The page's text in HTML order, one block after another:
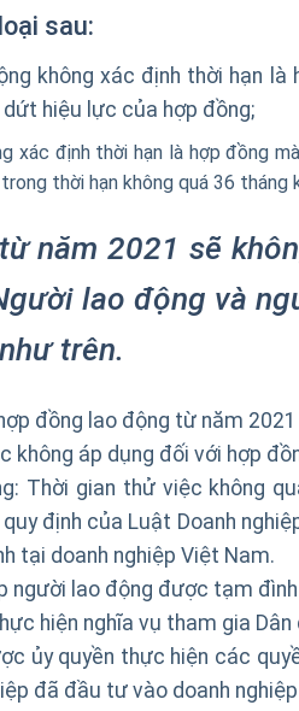
sau:
không xác định thời hạn
hiệu lực của hợp đồng;
xác định thời hạn là hợp đồng
thời hạn không quá 36
năm 2021 sẽ
lao động và
trên.
đồng lao động từ năm 2021
không áp dụng đối với hợp
Thời gian thử việc không
định của Luật Doanh
tại doanh nghiệp Việt Nam.
người lao động được tạm
hiện nghĩa vụ tham gia Dân
ủy quyền thực hiện các
đã đầu tư vào doanh